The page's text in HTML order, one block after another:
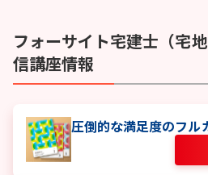
フォーサイト宅建士（宅
信講座情報
圧倒的な満足度のフル